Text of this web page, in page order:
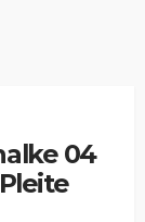
04